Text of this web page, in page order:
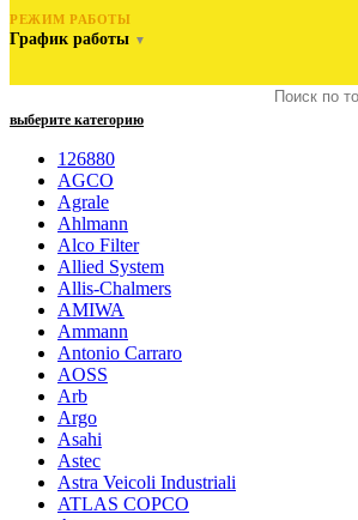
РЕЖИМ РАБОТЫ
График работы ▼
выберите категорию
126880
AGCO
Agrale
Ahlmann
Alco Filter
Allied System
Allis-Chalmers
AMIWA
Ammann
Antonio Carraro
AOSS
Arb
Argo
Asahi
Astec
Astra Veicoli Industriali
ATLAS COPCO